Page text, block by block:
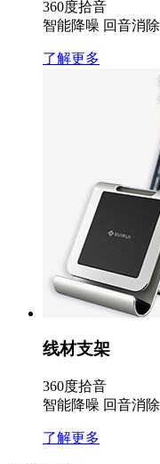
360度拾音
智能降噪 回音消除
了解更多
线材支架
360度拾音
智能降噪 回音消除
了解更多